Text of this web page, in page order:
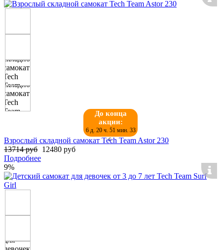
До конца
акции:
6 д. 20 ч. 51 мин. 32
с.
Взрослый складной самокат Tech Team Astor 230
13714 руб 12480 руб
Подробнее
9%